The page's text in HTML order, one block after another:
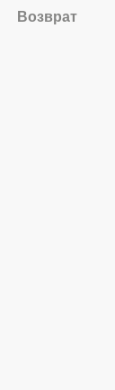
Возврат